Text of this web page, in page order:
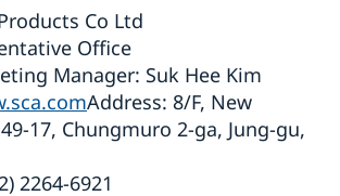
Co Ltd
Office
Manager: Suk Hee Kim
Address: 8/F, New
17, Chungmuro 2-ga, Jung-gu,
2264-6921